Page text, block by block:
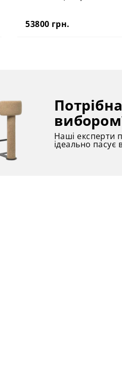
53800 грн.
Наші експерти
ідеально пасує